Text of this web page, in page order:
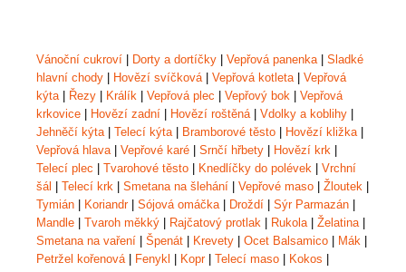
Vánoční cukroví | Dorty a dortíčky | Vepřová panenka | Sladké
hlavní chody | Hovězí svíčková | Vepřová kotleta | Vepřová
kýta | Řezy | Králík | Vepřová plec | Vepřový bok | Vepřová
krkovice | Hovězí zadní | Hovězí roštěná | Vdolky a koblihy |
Jehněčí kýta | Telecí kýta | Bramborové těsto | Hovězí kližka |
Vepřová hlava | Vepřové karé | Srnčí hřbety | Hovězí krk |
Telecí plec | Tvarohové těsto | Knedlíčky do polévek | Vrchní
šál | Telecí krk | Smetana na šlehání | Vepřové maso | Žloutek |
Tymián | Koriandr| Sójová omáčka | Droždí | Sýr Parmazán |
Mandle | Tvaroh měkký | Rajčatový protlak | Rukola | Želatina |
Smetana na vaření | Špenát | Krevety | Ocet Balsamico | Mák |
Petržel kořenová | Fenykl | Kopr| Telecí maso | Kokos |